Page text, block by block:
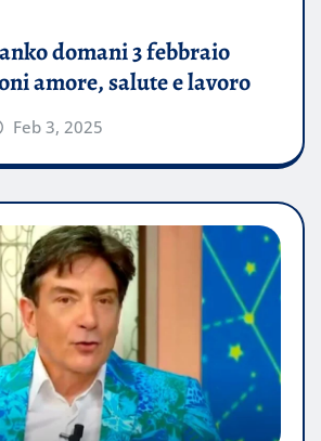
domani 3 febbraio
amore, salute e lavoro
Feb 3, 2025